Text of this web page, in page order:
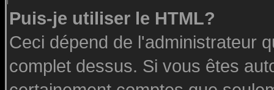
Puis-je utiliser le HTML?
Ceci dépend de l'administrateur
complet dessus. Si vous êtes